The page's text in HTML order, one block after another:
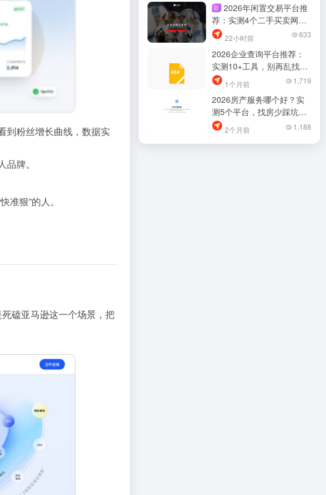
到粉丝增长曲线，数据实
牌。
狠”的人。
磕亚马逊这一个场景，把
新 2026年闲置交易平台推
荐：实测4个二手买卖网
站，别再乱找了
22小时前 633
2026企业查询平台推荐：
实测10+工具，别再乱找
了！ 1个月前 1,719
2026房产服务哪个好？实
测5个平台，找房少踩坑
（我帮你筛过了）
2个月前 1,188